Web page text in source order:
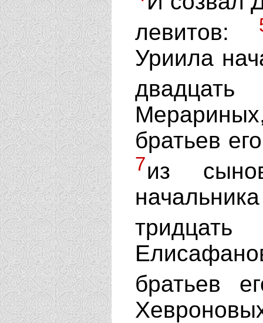
левитов:
Уриила
братьев
7из
братьев